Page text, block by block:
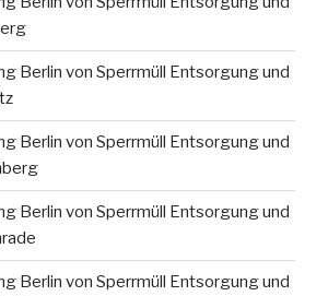
Berlin von Sperrmüll Entsorgung und
Berlin von Sperrmüll Entsorgung und
Berlin von Sperrmüll Entsorgung und
Berlin von Sperrmüll Entsorgung und